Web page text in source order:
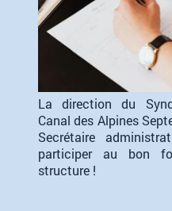
La direction du
Canal des Alpines
Secrétaire
participer au bon
structure !